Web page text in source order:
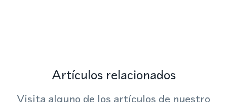
Artículos relacionados
Visita alguno de los artículos de nuestro